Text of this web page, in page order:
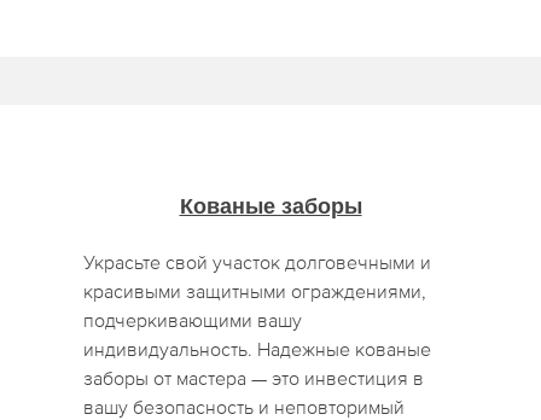
Кованые заборы
Украсьте свой участок долговечными и
красивыми защитными ограждениями,
подчеркивающими вашу
индивидуальность. Надежные кованые
заборы от мастера — это инвестиция в
вашу безопасность и неповторимый